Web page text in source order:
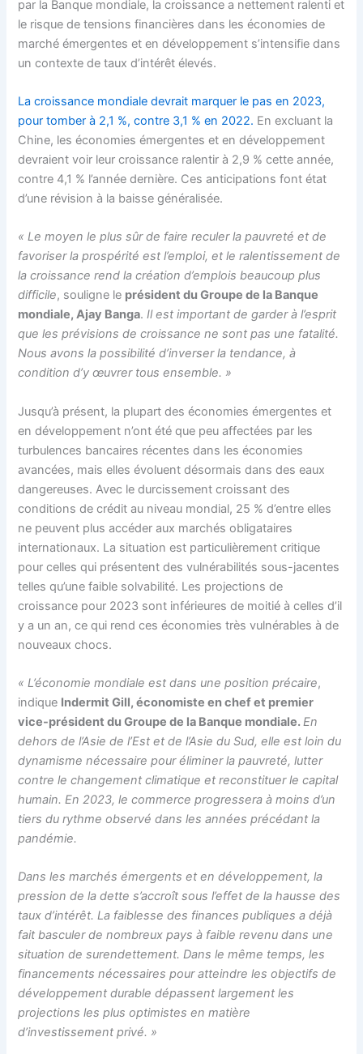
par la Banque mondiale, la croissance a nettement ralenti et
le risque de tensions financières dans les économies de
marché émergentes et en développement s’intensifie dans
un contexte de taux d’intérêt élevés.
La croissance mondiale devrait marquer le pas en 2023,
pour tomber à 2,1 %, contre 3,1 % en 2022. En excluant la
Chine, les économies émergentes et en développement
devraient voir leur croissance ralentir à 2,9 % cette année,
contre 4,1 % l’année dernière. Ces anticipations font état
d’une révision à la baisse généralisée.
« Le moyen le plus sûr de faire reculer la pauvreté et de
favoriser la prospérité est l’emploi, et le ralentissement de
la croissance rend la création d’emplois beaucoup plus
difficile, souligne le président du Groupe de la Banque
mondiale, Ajay Banga.Il est important de garder à l’esprit
que les prévisions de croissance ne sont pas une fatalité.
Nous avons la possibilité d’inverser la tendance, à
condition d’y œuvrer tous ensemble. »
Jusqu’à présent, la plupart des économies émergentes et
en développement n’ont été que peu affectées par les
turbulences bancaires récentes dans les économies
avancées, mais elles évoluent désormais dans des eaux
dangereuses. Avec le durcissement croissant des
conditions de crédit au niveau mondial, 25 % d’entre elles
ne peuvent plus accéder aux marchés obligataires
internationaux. La situation est particulièrement critique
pour celles qui présentent des vulnérabilités sous-jacentes
telles qu’une faible solvabilité. Les projections de
croissance pour 2023 sont inférieures de moitié à celles d’il
y a un an, ce qui rend ces économies très vulnérables à de
nouveaux chocs.
« L’économie mondiale est dans une position précaire,
indique Indermit Gill, économiste en chef et premier
vice-président du Groupe de la Banque mondiale.En
dehors de l’Asie de l’Est et de l’Asie du Sud, elle est loin du
dynamisme nécessaire pour éliminer la pauvreté, lutter
contre le changement climatique et reconstituer le capital
humain. En 2023, le commerce progressera à moins d’un
tiers du rythme observé dans les années précédant la
pandémie.
Dans les marchés émergents et en développement, la
pression de la dette s’accroît sous l’effet de la hausse des
taux d’intérêt. La faiblesse des finances publiques a déjà
fait basculer de nombreux pays à faible revenu dans une
situation de surendettement. Dans le même temps, les
financements nécessaires pour atteindre les objectifs de
développement durable dépassent largement les
projections les plus optimistes en matière
d’investissement privé. »